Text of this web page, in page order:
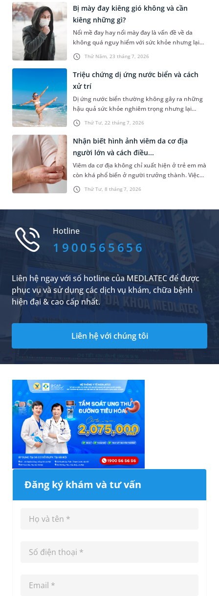
của từng bệnh chàm mà còn chia sẻ những lưu
ý quan trọng trong chăm sóc, điều trị giúp bệnh
nhanh khỏi.
Thứ Năm, 23 tháng 7, 2026
Bị mày đay kiêng gió không và cần
kiêng những gì?
Nổi mề đay hay nổi mày đay là vấn đề về da
không quá nguy hiểm với sức khỏe nhưng lại
khiến người bệnh rất khó chịu. Do đó, người
bệnh cần biết cách chăm sóc cơ thể để cảm
thấy dễ chịu hơn và tránh ảnh hưởng đến công
việc, sinh hoạt hàng ngày. Theo kinh nghiệm
dân gian, cần kiêng gió khi bị nổi mày đay. Vậy
thực hư ra sao? Bị mày đay kiêng gió không và
cần kiêng những gì để nhanh khỏi bệnh?
Thứ Tư, 22 tháng 7, 2026
Triệu chứng dị ứng nước biển và cách
xử trí
Dị ứng nước biển thường không gây ra những
hậu quả sức khỏe nghiêm trọng nhưng lại
khiến người bệnh rất khó chịu. Bài viết dưới
đây sẽ giúp bạn hiểu rõ để nhận biết triệu
chứng dị ứng với nước biến và đưa ra một số
gợi ý xử trí, kiểm soát hiệu quả tình trạng này.
Thứ Tư, 8 tháng 7, 2026
Nhận biết hình ảnh viêm da cơ địa
người lớn và cách điều...
Viêm da cơ địa không chỉ xuất hiện ở trẻ em mà
còn khá phổ biến ở người trưởng thành. Việc
nhận biết sớm hình ảnh viêm da cơ địa người
lớn có thể giúp người bệnh chủ động thăm
chứng ảnh hưởng đến chất lượng cuộc sống.
Hotline
1900565656
Liên hệ ngay với số hotline của MEDLATEC để được
phục vụ và sử dụng các dịch vụ khám, chữa bệnh
hiện đại & cao cấp nhất.
Liên hệ với chúng tôi
Đăng ký khám và tư vấn